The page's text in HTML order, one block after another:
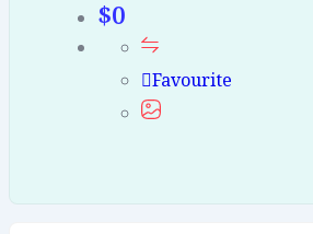
$0
Favourite